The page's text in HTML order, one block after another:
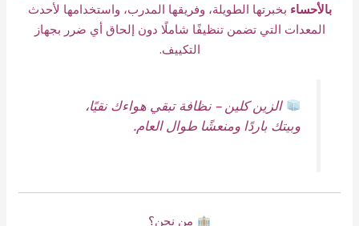
بالأحساء بخبرتها الطويلة، وفريقها المدرب، واستخدامها لأحدث
المعدات التي تضمن تنظيفًا شاملًا دون إلحاق أي ضرر بجهاز
التكييف.
الزين كلين – نظافة تبقي هواءك نقيًا،
وبيتك باردًا ومنعشًا طوال العام.
من نحن؟